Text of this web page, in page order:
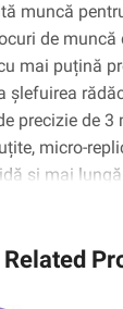
muncă
de muncă
mai puțină
șlefuirea
precizie de
micro-
și mai
zilnică
Related